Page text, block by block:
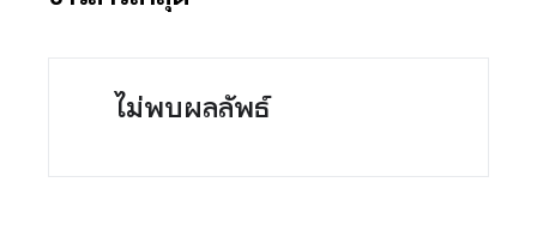
ไม่พบผลลัพธ์